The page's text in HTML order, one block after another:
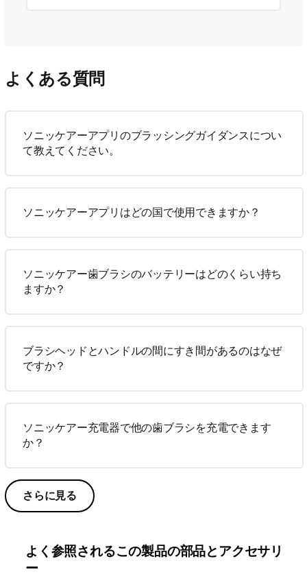
よくある質問
ソニッケアーアプリのブラッシングガイダンスについ
て教えてください。
ソニッケアーアプリはどの国で使用できますか？
ソニッケアー歯ブラシのバッテリーはどのくらい持ち
ますか？
ブラシヘッドとハンドルの間にすき間があるのはなぜ
ですか？
ソニッケアー充電器で他の歯ブラシを充電できます
か？
さらに見る
よく参照されるこの製品の部品とアクセサリ
ー